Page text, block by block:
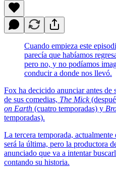
Cuando empieza este
parecía que habíamos
pero no, y no podíamos
conducir a donde nos llevó.
Fox ha decicido anunciar antes de
de sus comedias, The Mick
on Earth (cuatro temporadas) y
temporadas).
La tercera temporada,
será la última, pero la productora
anunciado que va a intentar
contando su historia.